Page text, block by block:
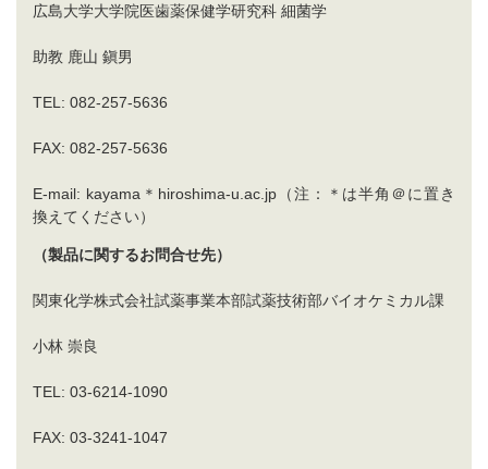
広島大学大学院医歯薬保健学研究科 細菌学
助教 鹿山 鎭男
TEL: 082-257-5636
FAX: 082-257-5636
E-mail: kayama＊hiroshima-u.ac.jp（注：＊は半角＠に置き
換えてください）
（製品に関するお問合せ先）
関東化学株式会社試薬事業本部試薬技術部バイオケミカル課
小林 崇良
TEL: 03-6214-1090
FAX: 03-3241-1047